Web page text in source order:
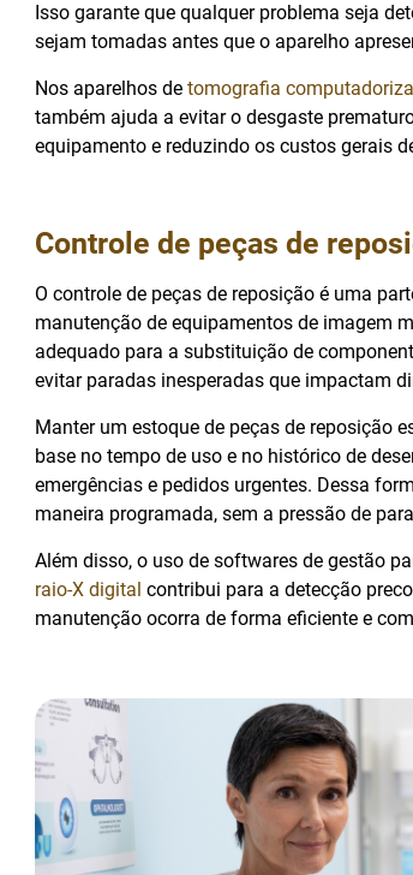
Isso garante que qualquer problema seja
sejam tomadas antes que o aparelho
Nos aparelhos de tomografia
também ajuda a evitar o desgaste
equipamento e reduzindo os custos gerais
Controle de peças de
O controle de peças de reposição é uma
manutenção de equipamentos de imagem
adequado para a substituição de
evitar paradas inesperadas que impactam
Manter um estoque de peças de reposição
base no tempo de uso e no histórico de
emergências e pedidos urgentes. Dessa
maneira programada, sem a pressão de
Além disso, o uso de softwares de gestão
raio-X digital contribui para a detecção
manutenção ocorra de forma eficiente e